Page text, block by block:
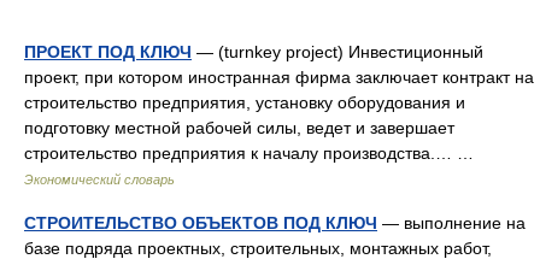
ПРОЕКТ ПОД КЛЮЧ — (turnkey project) Инвестиционный
проект, при котором иностранная фирма заключает контракт на
строительство предприятия, установку оборудования и
подготовку местной рабочей силы, ведет и завершает
строительство предприятия к началу производства.… …
Экономический словарь
СТРОИТЕЛЬСТВО ОБЪЕКТОВ ПОД КЛЮЧ — выполнение на
базе подряда проектных, строительных, монтажных работ,